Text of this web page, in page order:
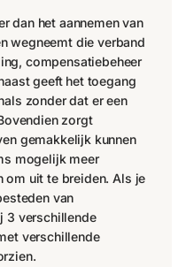
dan het aannemen van
wegneemt die verband
compensatiebeheer
geeft het toegang
zonder dat er een
zorgt
gemakkelijk kunnen
mogelijk meer
om uit te breiden. Als je
van
3 verschillende
verschillende